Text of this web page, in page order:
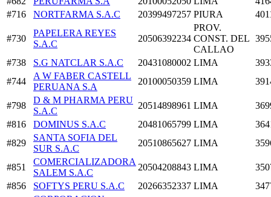
#716
NORTFARMA S.A.C 20399497257 PIURA
#730
PAPELERA REYES
S.A.C
20506392234
PROV.
CONST. DEL
CALLAO
#738 S.G NATCLAR S.A.C 20431080002 LIMA
#744
A W FABER CASTELL
PERUANA S.A
20100050359 LIMA
#798
D & M PHARMA PERU
S.A.C
20514898961 LIMA
#816
DOMINUS S.A.C 20481065799 LIMA
#829
SANTA SOFIA DEL
SUR S.A.C
20510865627 LIMA
#851
COMERCIALIZADORA
SALEM S.A.C
20504208843 LIMA
#856
SOFTYS PERU S.A.C 20266352337 LIMA